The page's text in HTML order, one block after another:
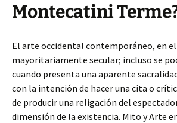
Montecatini
El arte occidental contemporáneo, en
mayoritariamente secular; incluso se
cuando presenta una aparente
con la intención de hacer una cita o
de producir una religación del
dimensión de la existencia. Mito y Arte